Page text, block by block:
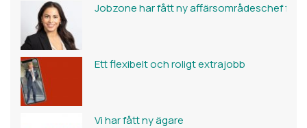
Jobzone har fått ny affärsområdeschef för
Ett flexibelt och roligt extrajobb
Vi har fått ny ägare